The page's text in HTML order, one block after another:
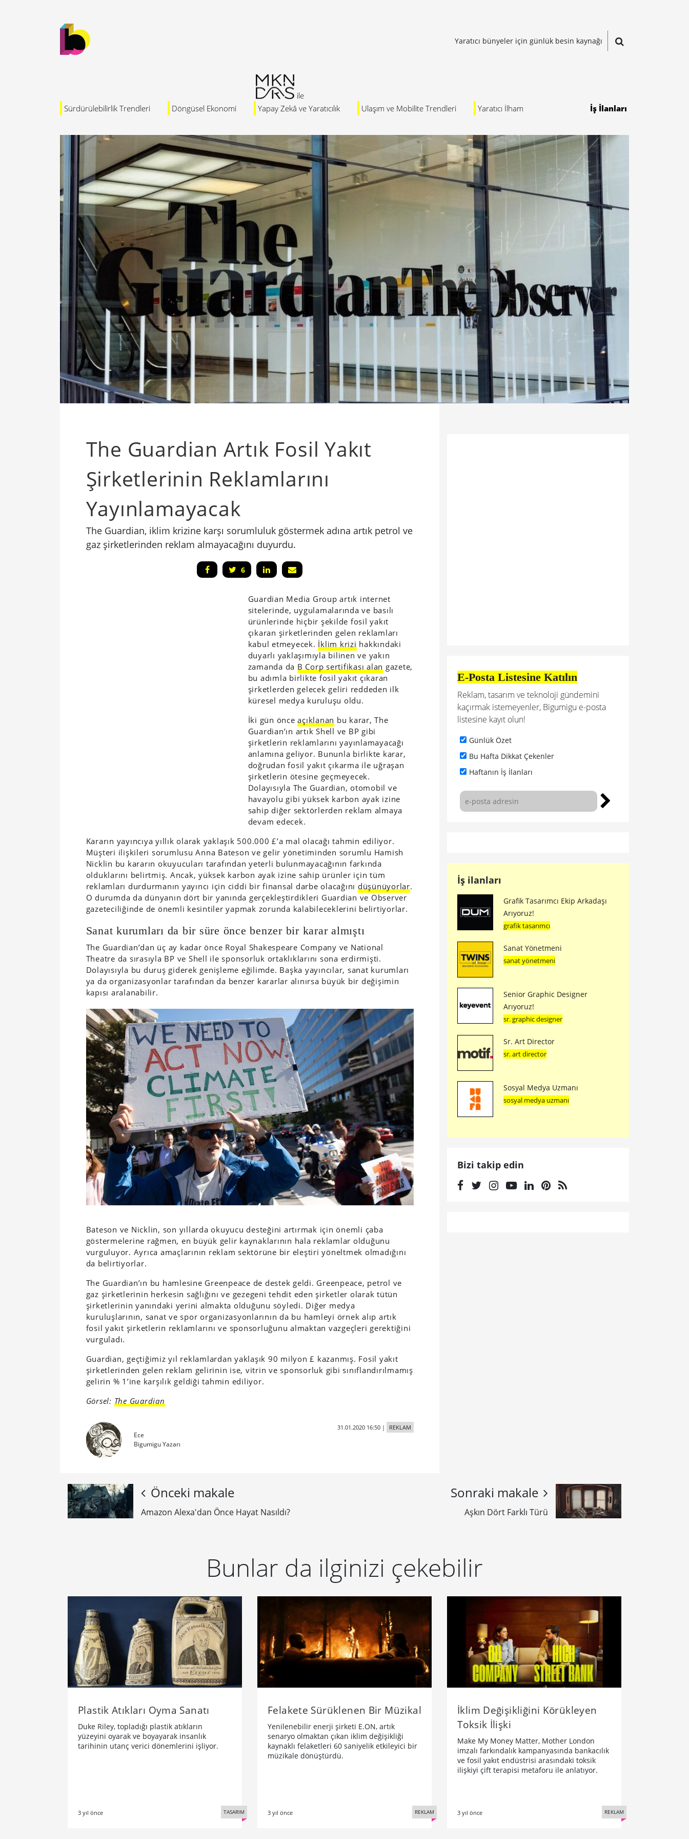
Yaratıcı bünyeler için günlük besin kaynağı
Sürdürülebilirlik Trendleri Döngüsel Ekonomi Yapay Zekâ ve Yaratıcılık Ulaşım ve Mobilite Trendleri Yaratıcı İlham İş İlanları
The Guardian Artık Fosil Yakıt
Şirketlerinin Reklamlarını
Yayınlamayacak
The Guardian, iklim krizine karşı sorumluluk göstermek adına artık petrol ve
gaz şirketlerinden reklam almayacağını duyurdu.
6
Guardian Media Group artık internet
sitelerinde, uygulamalarında ve basılı
ürünlerinde hiçbir şekilde fosil yakıt
çıkaran şirketlerinden gelen reklamları
kabul etmeyecek. İklim krizi hakkındaki
duyarlı yaklaşımıyla bilinen ve yakın
zamanda da B Corp sertifikası alan gazete,
bu adımla birlikte fosil yakıt çıkaran
şirketlerden gelecek geliri reddeden ilk
küresel medya kuruluşu oldu.
İki gün önceaçıklanan bu karar, The
Guardian’ın artık Shell ve BP gibi
şirketlerin reklamlarını yayınlamayacağı
anlamına geliyor. Bununla birlikte karar,
doğrudan fosil yakıt çıkarma ile uğraşan
şirketlerin ötesine geçmeyecek.
Dolayısıyla The Guardian, otomobil ve
havayolu gibi yüksek karbon ayak izine
sahip diğer sektörlerden reklam almaya
devam edecek.
Kararın yayıncıya yıllık olarak yaklaşık 500.000 £’a mal olacağı tahmin ediliyor.
Müşteri ilişkileri sorumlusu Anna Bateson ve gelir yönetiminden sorumlu Hamish
Nicklin bu kararın okuyucuları tarafından yeterli bulunmayacağının farkında
olduklarını belirtmiş. Ancak, yüksek karbon ayak izine sahip ürünler için tüm
reklamları durdurmanın yayıncı için ciddi bir finansal darbe olacağını düşünüyorlar.
O durumda da dünyanın dört bir yanında gerçekleştirdikleri Guardian ve Observer
gazeteciliğinde de önemli kesintiler yapmak zorunda kalabileceklerini belirtiyorlar.
Sanat kurumları da bir süre önce benzer bir karar almıştı
The Guardian’dan üç ay kadar önce Royal Shakespeare Company ve National
Theatre da sırasıyla BP ve Shell ile sponsorluk ortaklıklarını sona erdirmişti.
Dolayısıyla bu duruş giderek genişleme eğilimde. Başka yayıncılar, sanat kurumları
ya da organizasyonlar tarafından da benzer kararlar alınırsa büyük bir değişimin
kapısı aralanabilir.
Bateson ve Nicklin, son yıllarda okuyucu desteğini artırmak için önemli çaba
göstermelerine rağmen, en büyük gelir kaynaklarının hala reklamlar olduğunu
vurguluyor. Ayrıca amaçlarının reklam sektörüne bir eleştiri yöneltmek olmadığını
da belirtiyorlar.
The Guardian’ın bu hamlesine Greenpeace de destek geldi. Greenpeace, petrol ve
gaz şirketlerinin herkesin sağlığını ve gezegeni tehdit eden şirketler olarak tütün
şirketlerinin yanındaki yerini almakta olduğunu söyledi. Diğer medya
kuruluşlarının, sanat ve spor organizasyonlarının da bu hamleyi örnek alıp artık
fosil yakıt şirketlerin reklamlarını ve sponsorluğunu almaktan vazgeçleri gerektiğini
vurguladı.
Guardian, geçtiğimiz yıl reklamlardan yaklaşık 90 milyon £ kazanmış. Fosil yakıt
şirketlerinden gelen reklam gelirinin ise, vitrin ve sponsorluk gibi sınıflandırılmamış
gelirin % 1’ine karşılık geldiği tahmin ediliyor.
Görsel: The Guardian
Ece
Bigumigu Yazarı
31.01.2020 16:50| REKLAM
E-Posta Listesine Katılın
Reklam, tasarım ve teknoloji gündemini
kaçırmak istemeyenler, Bigumigu e-posta
listesine kayıt olun!
Günlük Özet
Bu Hafta Dikkat Çekenler
Haftanın İş İlanları
İş ilanları
Grafik Tasarımcı Ekip Arkadaşı
Arıyoruz!
grafik tasarımcı
Sanat Yönetmeni
sanat yönetmeni
Senior Graphic Designer
Arıyoruz!
sr. graphic designer
Sr. Art Director
sr. art director
Sosyal Medya Uzmanı
sosyal medya uzmanı
Bizi takip edin
Önceki makale
Amazon Alexa'dan Önce Hayat Nasıldı?
Sonraki makale
Aşkın Dört Farklı Türü
Bunlar da ilginizi çekebilir
Plastik Atıkları Oyma Sanatı
Duke Riley, topladığı plastik atıkların
yüzeyini oyarak ve boyayarak insanlık
tarihinin utanç verici dönemlerini işliyor.
3 yıl önce TASARIM
Felakete Sürüklenen Bir Müzikal
Yenilenebilir enerji şirketi E.ON, artık
senaryo olmaktan çıkan iklim değişikliği
kaynaklı felaketleri 60 saniyelik etkileyici bir
müzikale dönüştürdü.
3 yıl önce REKLAM
İklim Değişikliğini Körükleyen
Toksik İlişki
Make My Money Matter, Mother London
imzalı farkındalık kampanyasında bankacılık
ve fosil yakıt endüstrisi arasındaki toksik
ilişkiyi çift terapisi metaforu ile anlatıyor.
3 yıl önce REKLAM